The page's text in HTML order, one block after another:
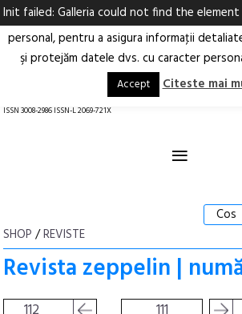
Arhitectură.
Oraș.
ISSN 3008-2986 ISSN-L 2069-721X
≡
Cos
SHOP /REVISTE
Revista zeppelin |
Ne-am actualizat Politica privind
personal, pentru a asigura informaţii
şi protejăm datele dvs. cu caracter
Accept Citeste mai
Init failed: Galleria could not find the